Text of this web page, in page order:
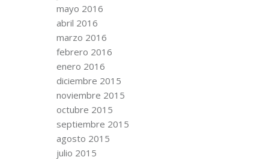
mayo 2016
abril 2016
marzo 2016
febrero 2016
enero 2016
diciembre 2015
noviembre 2015
octubre 2015
septiembre 2015
agosto 2015
julio 2015